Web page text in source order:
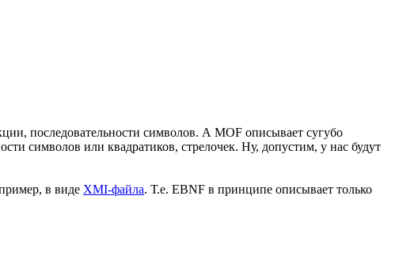
последовательности символов. А MOF описывает сугубо
символов или квадратиков, стрелочек. Ну, допустим, у нас будут
в виде XMI-файла. Т.е. EBNF в принципе описывает только